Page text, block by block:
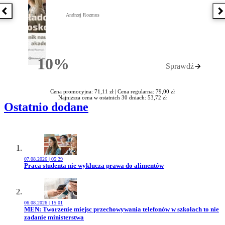
Poprzednia książka
10%Rabatu
Andrzej Rozmus
Sprawdź
Cena promocyjna: 71,11 zł | Cena regularna: 79,00 zł
Najniższa cena w ostatnich 30 dniach: 53,72 zł
Ostatnio dodane
07.08.2026 | 05:29
Przejdź do artykułu:
Praca studenta nie wyklucza prawa do alimentów
06.08.2026 | 15:01
Przejdź do artykułu:
MEN: Tworzenie miejsc przechowywania telefonów w szkołach to nie
zadanie ministerstwa